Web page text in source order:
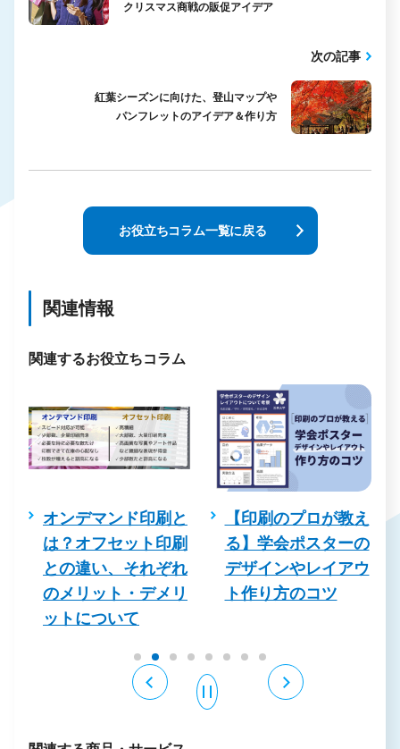
クリスマス商戦の販促アイデア
次の記事
紅葉シーズンに向けた、登山マップや
パンフレットのアイデア＆作り方
お役立ちコラム一覧に戻る
関連情報
関連するお役立ちコラム
オンデマンド印刷と
は？オフセット印刷
との違い、それぞれ
のメリット・デメリ
ットについて
【印刷のプロが教え
る】学会ポスターの
デザインやレイアウ
ト作り方のコツ